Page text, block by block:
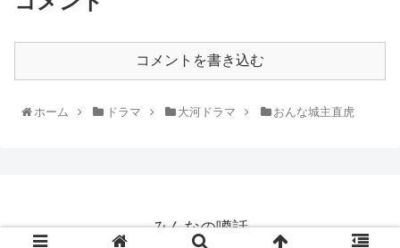
コメントを書き込む
ホーム ドラマ 大河ドラマ おんな城主直虎
みんなの噂話